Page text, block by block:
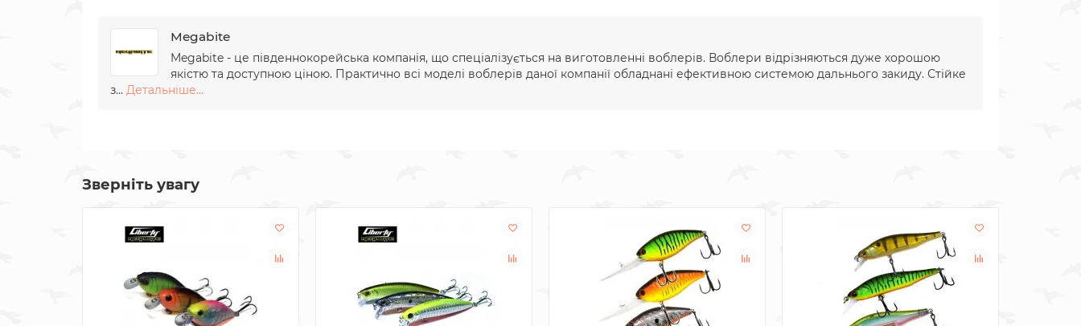
Megabite
Megabite - це південнокорейська компанія, що спеціалізується на виготовленні воблерів. Воблери відрізняються дуже хорошою
якістю та доступною ціною. Практично всі моделі воблерів даної компанії обладнані ефективною системою дальнього закиду. Стійке
з... Детальніше...
Зверніть увагу